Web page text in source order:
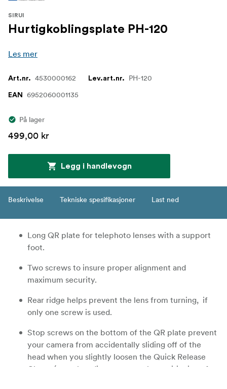
SIRUI
Hurtigkoblingsplate PH-120
Les mer
Art.nr. 4530000162 Lev.art.nr. PH-120
EAN 6952060001135
På lager
499,00 kr
Legg i handlevogn
Beskrivelse Tekniske spesifikasjoner Last ned
Long QR plate for telephoto lenses with a support
foot.
Two screws to insure proper alignment and
maximum security.
Rear ridge helps prevent the lens from turning, if
only one screw is used.
Stop screws on the bottom of the QR plate prevent
your camera from accidentally sliding off of the
head when you slightly loosen the Quick Release
Clamp (to make adjustments to the positioning of